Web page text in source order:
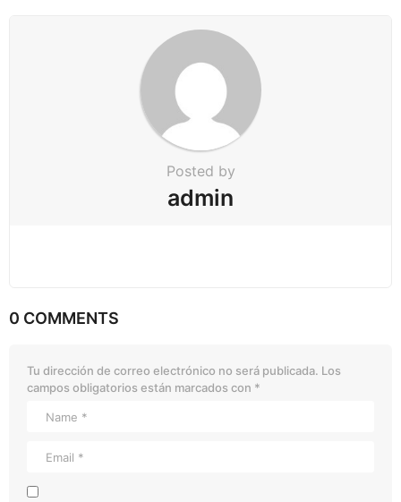
Posted by
admin
0 COMMENTS
Tu dirección de correo electrónico no será publicada. Los
campos obligatorios están marcados con *